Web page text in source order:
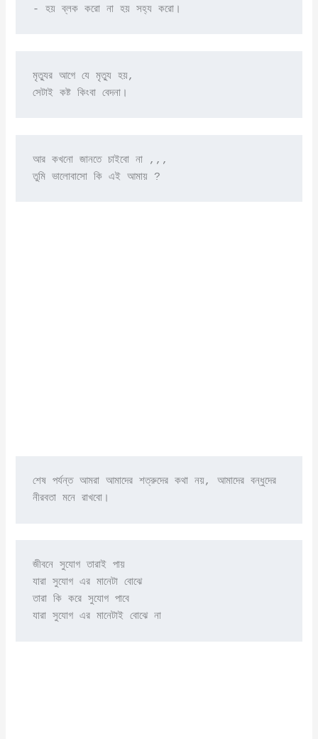
- হয় ব্লক করো না হয় সহ্য করো।
মৃত্যুর আগে যে মৃত্যু হয়,
সেটাই কষ্ট কিংবা বেদনা।
আর কখনো জানতে চাইবো না ,,,
তুমি ভালোবাসো কি এই আমায় ?
শেষ পর্যন্ত আমরা আমাদের শত্রুদের কথা নয়, আমাদের বন্ধুদের
নীরবতা মনে রাখবো।
জীবনে সুযোগ তারাই পায়
যারা সুযোগ এর মানেটা বোঝে
তারা কি করে সুযোগ পাবে
যারা সুযোগ এর মানেটাই বোঝে না